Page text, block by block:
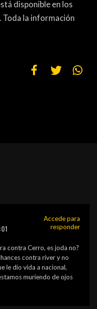
disponible en los
Toda la información
contra Cerro, es joda no?
contra river y no
le dio vida a nacional,
muriendo de ojos
Accede para
responder